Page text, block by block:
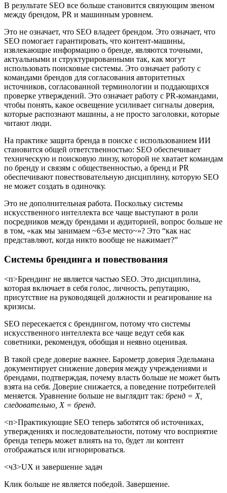
В результате SEO все больше становится связующим звеном
между брендом, PR и машинным уровнем.
Это не означает, что SEO владеет брендом. Это означает, что
SEO помогает гарантировать, что контент-машины,
извлекающие информацию о бренде, являются точными,
актуальными и структурированными так, как могут
использовать поисковые системы. Это означает работу с
командами брендов для согласования авторитетных
источников, согласованной терминологии и поддающихся
проверке утверждений. Это означает работу с PR-командами,
чтобы понять, какое освещение усиливает сигналы доверия,
которые распознают машины, а не просто заголовки, которые
читают люди.
На практике защита бренда в поиске с использованием ИИ
становится общей ответственностью: SEO обеспечивает
техническую и поисковую линзу, которой не хватает командам
по бренду и связям с общественностью, а бренд и PR
обеспечивают повествовательную дисциплину, которую SEO
не может создать в одиночку.
Это не дополнительная работа. Поскольку системы
искусственного интеллекта все чаще выступают в роли
посредников между брендами и аудиторией, вопрос больше не
в том, «как мы занимаем ~63-е место~»? Это “как нас
представляют, когда никто вообще не нажимает?”
Системы брендинга и повествования
<п>Брендинг не является частью SEO. Это дисциплина,
которая включает в себя голос, личность, репутацию,
присутствие на руководящей должности и реагирование на
кризисы.
SEO пересекается с брендингом, потому что системы
искусственного интеллекта все чаще ведут себя как
советники, рекомендуя, обобщая и неявно оценивая.
В такой среде доверие важнее. Барометр доверия Эдельмана
документирует снижение доверия между учреждениями и
брендами, подтверждая, почему власть больше не может быть
взята на себя. Доверие снижается, а поведение потребителей
меняется. Уравнение больше не выглядит так: бренд = X,
следовательно, X = бренд.
<п>Практикующие SEO теперь заботятся об источниках,
утверждениях и последовательности, потому что восприятие
бренда теперь может влиять на то, будет ли контент
отображаться или игнорироваться.
<ч3>UX и завершение задач
Клик больше не является победой. Завершение.